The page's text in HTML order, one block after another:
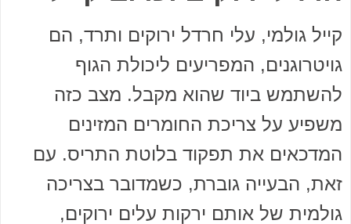
קייל גולמי, עלי חרדל ירוקים ותרד, הם
גויטרוגנים, המפריעים ליכולת הגוף
להשתמש ביוד שהוא מקבל. מצב כזה
משפיע על צריכת החומרים המזינים
המדכאים את תפקוד בלוטת התריס. עם
זאת, הבעייה גוברת, כשמדובר בצריכה
גולמית של אותם ירקות עלים ירוקים,